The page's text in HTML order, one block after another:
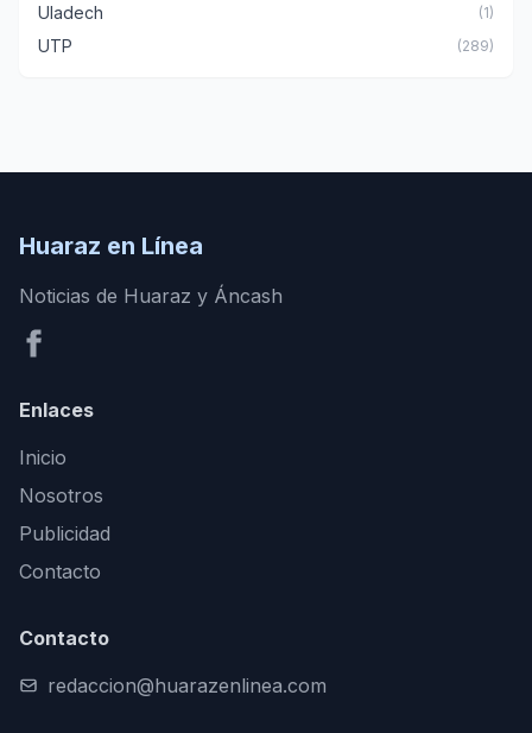
Uladech (1)
UTP (289)
Huaraz en Línea
Noticias de Huaraz y Áncash
Enlaces
Inicio
Nosotros
Publicidad
Contacto
Contacto
redaccion@huarazenlinea.com